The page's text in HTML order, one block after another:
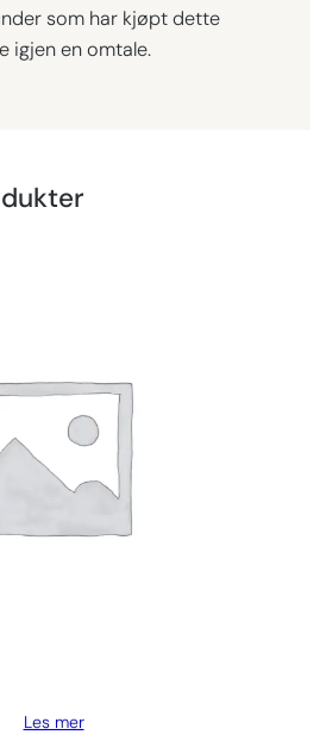
som har kjøpt dette
igjen en omtale.
Les mer